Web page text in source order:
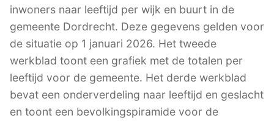
inwoners naar leeftijd per wijk en buurt in de
gemeente Dordrecht. Deze gegevens gelden voor
de situatie op 1 januari 2026. Het tweede
werkblad toont een grafiek met de totalen per
leeftijd voor de gemeente. Het derde werkblad
bevat een onderverdeling naar leeftijd en geslacht
en toont een bevolkingspiramide voor de